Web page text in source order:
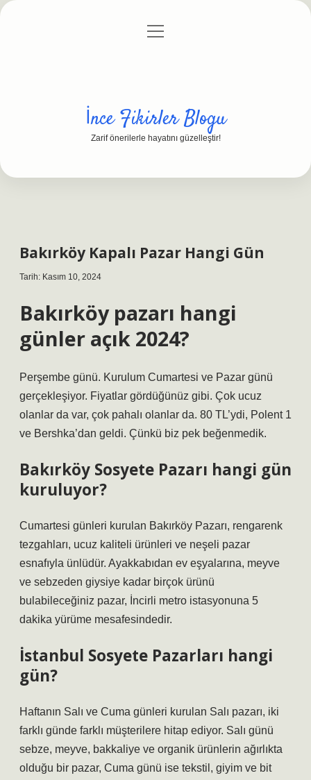
Gizlilik Politikası
menüyü
İnce Fikirler Blogu
Zarif önerilerle hayatını güzelleştir!
Bakırköy Kapalı Pazar Hangi Gün
Tarih: Kasım 10, 2024
Bakırköy pazarı hangi
günler açık 2024?
Perşembe günü. Kurulum Cumartesi ve Pazar günü
gerçekleşiyor. Fiyatlar gördüğünüz gibi. Çok ucuz
olanlar da var, çok pahalı olanlar da. 80 TL’ydi, Polent 1
ve Bershka’dan geldi. Çünkü biz pek beğenmedik.
Bakırköy Sosyete Pazarı hangi gün
kuruluyor?
Cumartesi günleri kurulan Bakırköy Pazarı, rengarenk
tezgahları, ucuz kaliteli ürünleri ve neşeli pazar
esnafıyla ünlüdür. Ayakkabıdan ev eşyalarına, meyve
ve sebzeden giysiye kadar birçok ürünü
bulabileceğiniz pazar, İncirli metro istasyonuna 5
dakika yürüme mesafesindedir.
İstanbul Sosyete Pazarları hangi
gün?
Haftanın Salı ve Cuma günleri kurulan Salı pazarı, iki
farklı günde farklı müşterilere hitap ediyor. Salı günü
sebze, meyve, bakkaliye ve organik ürünlerin ağırlıkta
olduğu bir pazar, Cuma günü ise tekstil, giyim ve bit